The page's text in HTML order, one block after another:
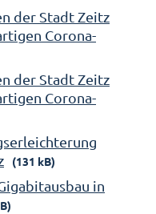
der Stadt Zeitz
Corona-
der Stadt Zeitz
Corona-
(131 kB)
in